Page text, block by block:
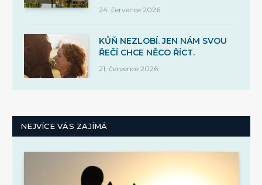
24. července 2026
KŮŇ NEZLOBÍ. JEN NÁM SVOU
ŘEČÍ CHCE NĚCO ŘÍCT.
21. července 2026
NEJVÍCE VÁS ZAJÍMÁ